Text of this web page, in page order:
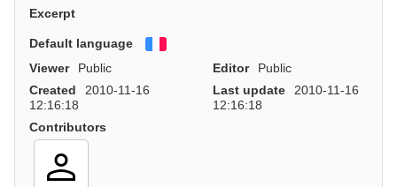
Excerpt
Default language
Viewer
Public Editor
Public
Created
2010-11-16
12:16:18
Last update
2010-11-16
12:16:18
Contributors